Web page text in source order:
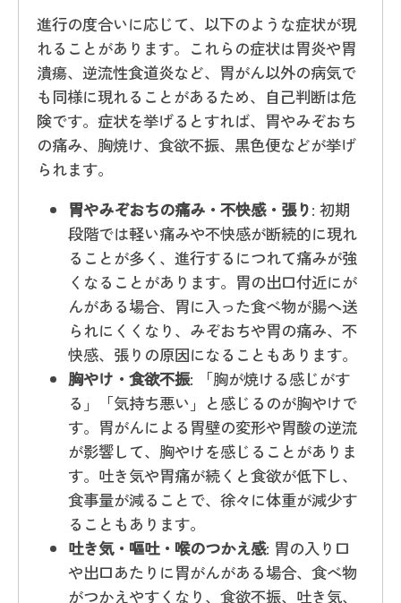
進行の度合いに応じて、以下のような症状が現
れることがあります。これらの症状は胃炎や胃
潰瘍、逆流性食道炎など、胃がん以外の病気で
も同様に現れることがあるため、自己判断は危
険です。症状を挙げるとすれば、胃やみぞおち
の痛み、胸焼け、食欲不振、黒色便などが挙げ
られます。
胃やみぞおちの痛み・不快感・張り: 初期
段階では軽い痛みや不快感が断続的に現れ
ることが多く、進行するにつれて痛みが強
くなることがあります。胃の出口付近にが
んがある場合、胃に入った食べ物が腸へ送
られにくくなり、みぞおちや胃の痛み、不
快感、張りの原因になることもあります。
胸やけ・食欲不振: 「胸が焼ける感じがす
る」「気持ち悪い」と感じるのが胸やけで
す。胃がんによる胃壁の変形や胃酸の逆流
が影響して、胸やけを感じることがありま
す。吐き気や胃痛が続くと食欲が低下し、
食事量が減ることで、徐々に体重が減少す
ることもあります。
吐き気・嘔吐・喉のつかえ感: 胃の入り口
や出口あたりに胃がんがある場合、食べ物
がつかえやすくなり、食欲不振、吐き気、